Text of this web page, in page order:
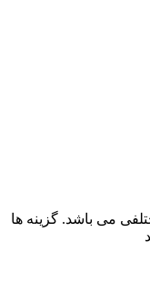
می باشد. گزینه ها